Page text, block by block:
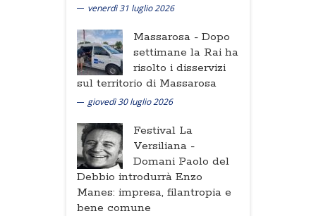
venerdì 31 luglio 2026
Massarosa - Dopo
settimane la Rai ha
risolto i disservizi
sul territorio di Massarosa
giovedì 30 luglio 2026
Festival La
Versiliana -
Domani Paolo del
Debbio introdurrà Enzo
Manes: impresa, filantropia e
bene comune